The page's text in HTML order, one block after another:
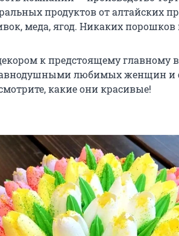
продуктов от алтайских
меда, ягод. Никаких порошков
к предстоящему главному
любимых женщин и
какие они красивые!